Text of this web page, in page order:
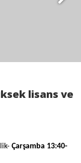
lisans ve
Çarşamba 13:40-